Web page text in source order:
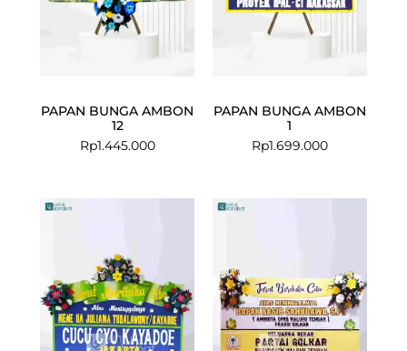
PAPAN BUNGA AMBON
12
Rp1.445.000
PAPAN BUNGA AMBON
1
Rp1.699.000